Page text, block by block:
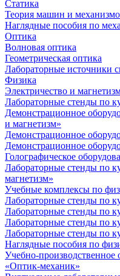
Статика
Теория машин и
Наглядные пособия по
Оптика
Волновая оптика
Геометрическая оптика
Лабораторные источники
Физика
Электричество и
Лабораторные стенды по
Демонстрационное
и магнетизм»
Демонстрационное
Демонстрационное
Голографическое
Лабораторные стенды по
магнетизм»
Учебные комплексы по
Лабораторные стенды по
Лабораторные стенды по
Лабораторные стенды по
Лабораторные стенды по
Наглядные пособия по
Учебно-производственное
«Оптик-механик»